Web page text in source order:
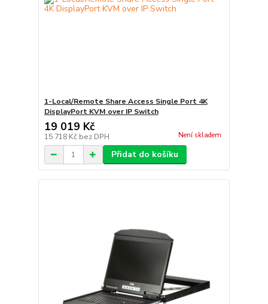
1-Local/Remote Share Access Single Port 4K
DisplayPort KVM over IP Switch
19 019 Kč
15 718 Kč bez DPH Není skladem
Přidat do košíku